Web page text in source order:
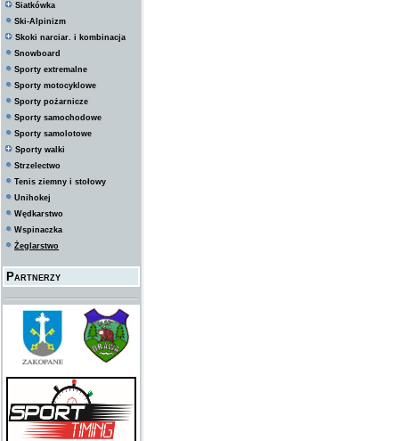
Siatkówka
Ski-Alpinizm
Skoki narciar. i kombinacja
Snowboard
Sporty extremalne
Sporty motocyklowe
Sporty pożarnicze
Sporty samochodowe
Sporty samolotowe
Sporty walki
Strzelectwo
Tenis ziemny i stołowy
Unihokej
Wędkarstwo
Wspinaczka
Żeglarstwo
Partnerzy